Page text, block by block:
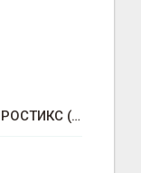
ПОВАР/ КАССИР В РЕСТОРАНЕ РОСТИКС (КФС)